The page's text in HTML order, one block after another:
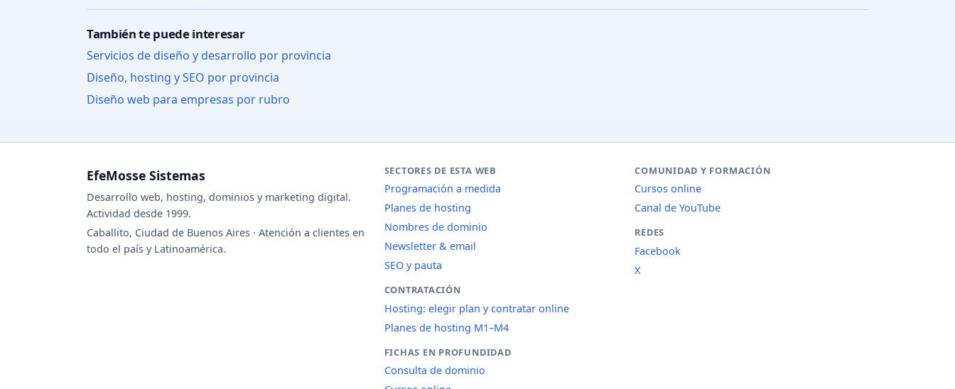
También te puede interesar
Servicios de diseño y desarrollo por provincia
Diseño, hosting y SEO por provincia
Diseño web para empresas por rubro
EfeMosse Sistemas
Desarrollo web, hosting, dominios y marketing digital.
Actividad desde 1999.
Caballito, Ciudad de Buenos Aires · Atención a clientes en
todo el país y Latinoamérica.
SECTORES DE ESTA WEB
Programación a medida
Planes de hosting
Nombres de dominio
Newsletter & email
SEO y pauta
CONTRATACIÓN
Hosting: elegir plan y contratar online
Planes de hosting M1–M4
FICHAS EN PROFUNDIDAD
Consulta de dominio
COMUNIDAD Y FORMACIÓN
Cursos online
Canal de YouTube
REDES
Facebook
X